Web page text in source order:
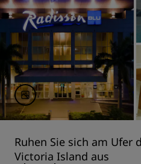
Ruhen Sie sich am Ufer
Victoria Island aus